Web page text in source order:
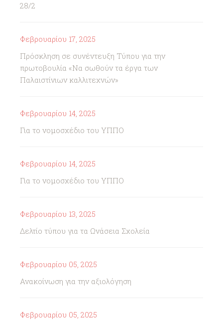
28/2
Φεβρουαρίου 17, 2025
Πρόσκληση σε συνέντευξη Τύπου για την
πρωτοβουλία «Να σωθούν τα έργα των
Παλαιστίνιων καλλιτεχνών»
Φεβρουαρίου 14, 2025
Για το νομοσχέδιο του ΥΠΠΟ
Φεβρουαρίου 14, 2025
Για το νομοσχέδιο του ΥΠΠΟ
Φεβρουαρίου 13, 2025
Δελτίο τύπου για τα Ωνάσεια Σχολεία
Φεβρουαρίου 05, 2025
Ανακοίνωση για την αξιολόγηση
Φεβρουαρίου 05, 2025